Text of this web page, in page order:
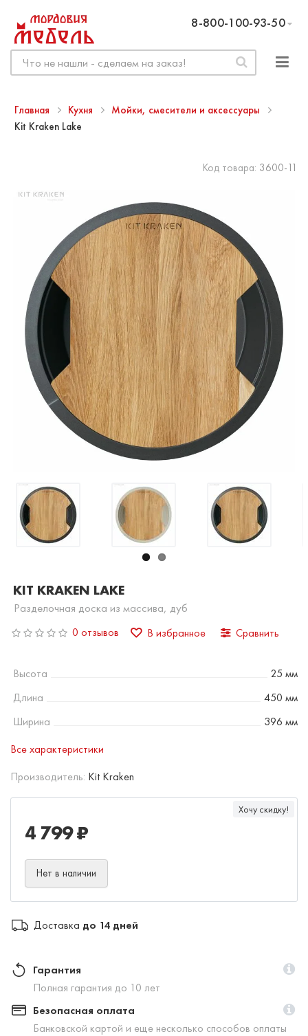
8-800-100-93-50
Главная Кухня
Мойки, смесители и аксессуары
Kit Kraken Lake
Код товара: 3600-11
KIT KRAKEN LAKE
Разделочная доска из массива, дуб
0 отзывов В избранное Сравнить
Высота
25 мм
Длина
450 мм
Ширина
396 мм
Все характеристики
Производитель: Kit Kraken
Хочу скидку!
4 799 ₽
Нет в наличии
Доставка до 14 дней
Гарантия
Полная гарантия до 10 лет
Безопасная оплата
Банковской картой и еще несколько способов оплаты